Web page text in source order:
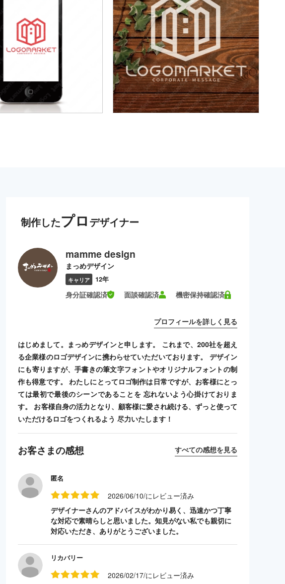
制作したプロ デザイナー
mamme design
まっめデザイン
キャリア 12年
身分証確認済 面談確認済 機密保持確認済
プロフィールを詳しく見る
はじめまして。まっめデザインと申します。 これまで、200社を超え
る企業様のロゴデザインに携わらせていただいております。 デザイン
にも寄りますが、手書きの筆文字フォントやオリジナルフォントの制
作も得意です。 わたしにとってロゴ制作は日常ですが、お客様にとっ
ては最初で最後のシーンであることを 忘れないよう心掛けておりま
す。 お客様自身の活力となり、顧客様に愛され続ける、ずっと使って
いただけるロゴをつくれるよう 尽力いたします！
お客さまの感想 すべての感想を見る
匿名
2026/06/10/にレビュー済み
デザイナーさんのアドバイスがわかり易く、迅速かつ丁寧
な対応で素晴らしと思いました。知見がない私でも親切に
対応いただき、ありがとうございました。
リカバリー
2026/02/17/にレビュー済み